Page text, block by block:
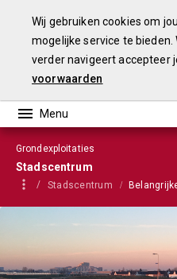
Wij gebruiken cookies om
mogelijke service te bieden.
verder navigeert accepteer
voorwaarden
Grondexploitaties
Stadscentrum
Stadscentrum